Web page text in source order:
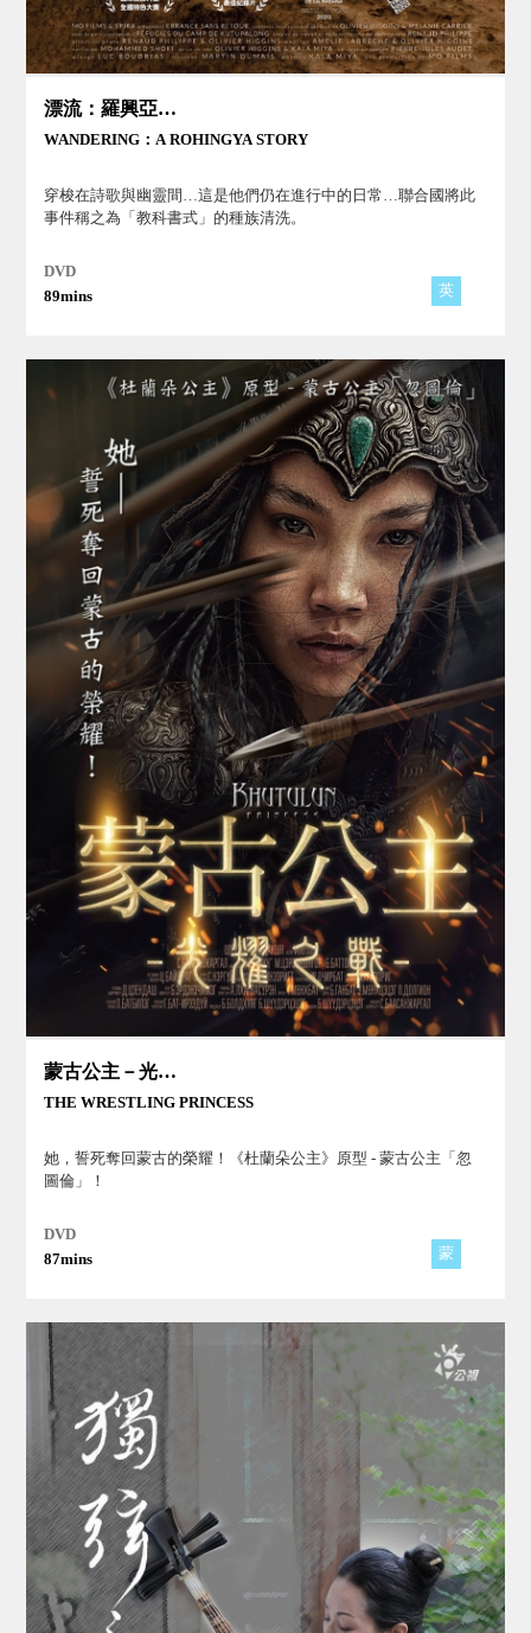
漂流：羅興亞故事
WANDERING：A ROHINGYA STORY
穿梭在詩歌與幽靈間…這是他們仍在進行中的日常…聯合國將此
事件稱之為「教科書式」的種族清洗。
DVD
89mins
英
蒙古公主－光耀之戰
THE WRESTLING PRINCESS
她，誓死奪回蒙古的榮耀！《杜蘭朵公主》原型 - 蒙古公主「忽
圖倫」！
DVD
87mins
蒙